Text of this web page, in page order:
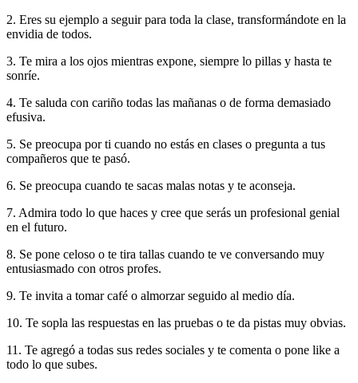
2. Eres su ejemplo a seguir para toda la clase, transformándote en la
envidia de todos.
3. Te mira a los ojos mientras expone, siempre lo pillas y hasta te
sonríe.
4. Te saluda con cariño todas las mañanas o de forma demasiado
efusiva.
5. Se preocupa por ti cuando no estás en clases o pregunta a tus
compañeros que te pasó.
6. Se preocupa cuando te sacas malas notas y te aconseja.
7. Admira todo lo que haces y cree que serás un profesional genial
en el futuro.
8. Se pone celoso o te tira tallas cuando te ve conversando muy
entusiasmado con otros profes.
9. Te invita a tomar café o almorzar seguido al medio día.
10. Te sopla las respuestas en las pruebas o te da pistas muy obvias.
11. Te agregó a todas sus redes sociales y te comenta o pone like a
todo lo que subes.